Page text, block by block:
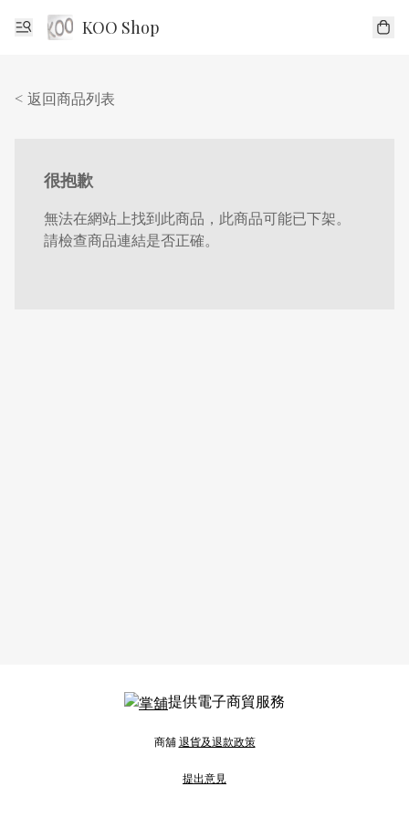
KOO Shop
< 返回商品列表
很抱歉
無法在網站上找到此商品，此商品可能已下架。
請檢查商品連結是否正確。
提供電子商貿服務
商舖退貨及退款政策
提出意見